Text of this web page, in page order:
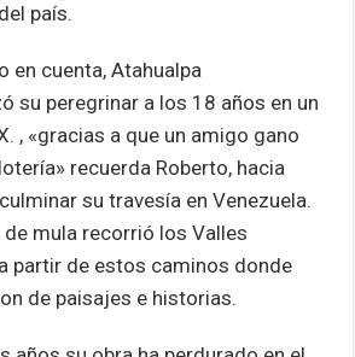
país.
en cuenta, Atahualpa
su peregrinar a los 18 años en un
, «gracias a que un amigo gano
recuerda Roberto, hacia
su travesía en Venezuela.
mula recorrió los Valles
partir de estos caminos donde
de paisajes e historias.